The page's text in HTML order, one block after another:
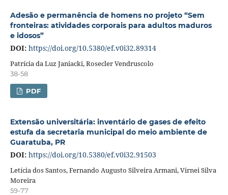
Adesão e permanência de homens no projeto “Sem
fronteiras: atividades corporais para adultos maduros
e idosos”
DOI: https://doi.org/10.5380/ef.v0i32.89314
Patrícia da Luz Janiacki, Rosecler Vendruscolo
38-58
PDF
Extensão universitária: inventário de gases de efeito
estufa da secretaria municipal do meio ambiente de
Guaratuba, PR
DOI: https://doi.org/10.5380/ef.v0i32.91503
Letícia dos Santos, Fernando Augusto Silveira Armani, Virnei Silva
Moreira
59-77